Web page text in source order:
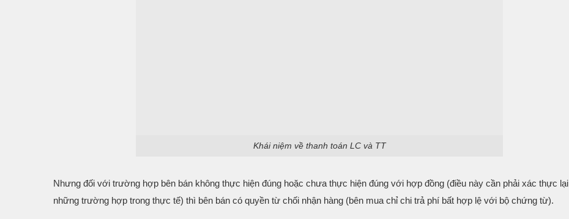
Khái niệm về thanh toán LC và TT
Nhưng đối với trường hợp bên bán không thực hiện đúng hoặc chưa thực hiện đúng với hợp đồng (điều này cần phải xác thực lại
những trường hợp trong thực tế) thì bên bán có quyền từ chối nhận hàng (bên mua chỉ chi trả phí bất hợp lệ với bộ chứng từ).